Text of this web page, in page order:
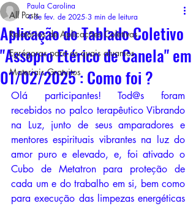
All Posts
Relatórios de Aplicações Coletivas
Egrégoras para as quais atuamos
Materiais Gratuitos
Aplicação do Tablado Coletivo
"Assopro Etérico de Canela" em
01/02/2025 : Como foi ?
Paula Carolina
4 de fev. de 2025 3 min de leitura
Olá participantes! Tod@s foram
recebidos no palco terapêutico Vibrando
na Luz, junto de seus amparadores e
mentores espirituais vibrantes na luz do
amor puro e elevado, e, foi ativado o
Cubo de Metatron para proteção de
cada um e do trabalho em si, bem como
para execução das limpezas energéticas